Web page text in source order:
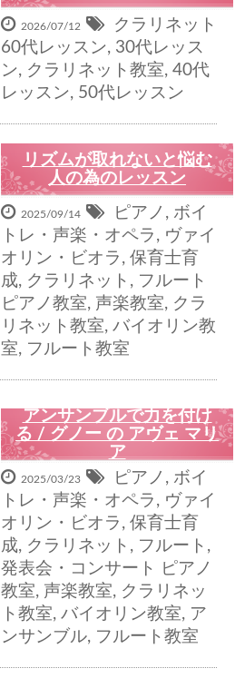
2026/07/12
クラリネット
60代レッスン, 30代レッス
ン, クラリネット教室, 40代
レッスン, 50代レッスン
リズムが取れないと悩む
人の為のレッスン
2025/09/14 ピアノ , ボイ
トレ・声楽・オペラ , ヴァイ
オリン・ビオラ , 保育士育
成, クラリネット , フルート
ピアノ教室, 声楽教室, クラ
リネット教室, バイオリン教
室, フルート教室
アンサンブルで力を付け
る / グノー の アヴェ マリ
ア
2025/03/23 ピアノ , ボイ
トレ・声楽・オペラ , ヴァイ
オリン・ビオラ , 保育士育
成, クラリネット , フルート ,
発表会・コンサート
ピアノ
教室, 声楽教室, クラリネッ
ト教室, バイオリン教室, ア
ンサンブル, フルート教室